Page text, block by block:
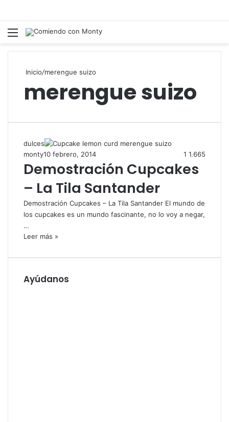
Menú
Inicio/merengue suizo
merengue suizo
dulces
monty10 febrero, 2014 1 1.665
Demostración Cupcakes
– La Tila Santander
Demostración Cupcakes – La Tila Santander El mundo de
los cupcakes es un mundo fascinante, no lo voy a negar,
…
Leer más »
Ayúdanos